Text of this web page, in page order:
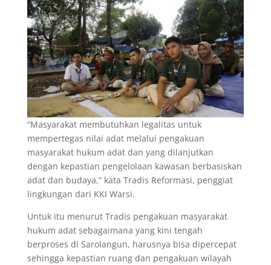
“Masyarakat membutuhkan legalitas untuk
mempertegas nilai adat melalui pengakuan
masyarakat hukum adat dan yang dilanjutkan
dengan kepastian pengelolaan kawasan berbasiskan
adat dan budaya,” kata Tradis Reformasi, penggiat
lingkungan dari KKI Warsi.
Untuk itu menurut Tradis pengakuan masyarakat
hukum adat sebagaimana yang kini tengah
berproses di Sarolangun, harusnya bisa dipercepat
sehingga kepastian ruang dan pengakuan wilayah